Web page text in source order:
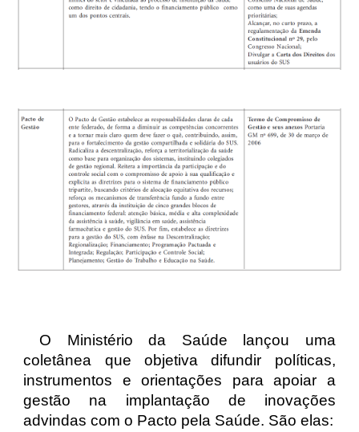
O Ministério da Saúde lançou uma
coletânea que objetiva difundir políticas,
instrumentos e orientações para apoiar a
gestão na implantação de inovações
advindas com o Pacto pela Saúde. São elas: